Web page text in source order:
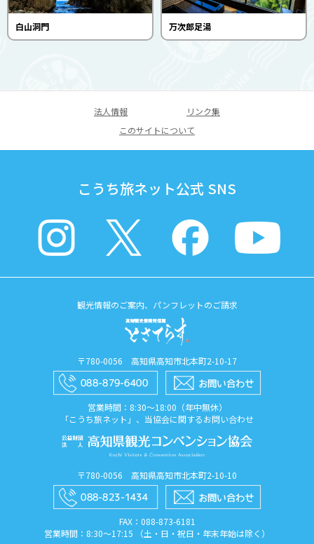
白山洞門 万次郎足湯
法人情報
リンク集
このサイトについて
こうち旅ネット公式 SNS
観光情報のご案内、パンフレットのご請求
〒780-0056 高知県高知市北本町2-10-17
営業時間：8:30〜18:00（年中無休）
「こうち旅ネット」、当協会に関するお問い合わせ
〒780-0056 高知県高知市北本町2-10-10
FAX：088​-873​-6181
営業時間：8:30〜17:15 （土・日・祝日・年末年始は除く）